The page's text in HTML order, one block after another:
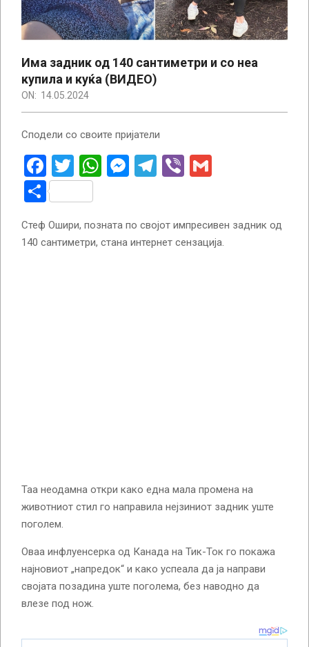
Има задник од 140 сантиметри и со неа
купила и куќа (ВИДЕО)
ON: 14.05.2024
Сподели со своите пријатели
Facebook
Twitter
WhatsApp
Messenger
Telegram
Viber
Share
Стеф Ошири, позната по својот импресивен задник од
140 сантиметри, стана интернет сензација.
Таа неодамна откри како една мала промена на
животниот стил го направила нејзиниот задник уште
поголем.
Оваа инфлуенсерка од Канада на Тик-Ток го покажа
најновиот „напредок“ и како успеала да ја направи
својата позадина уште поголема, без наводно да
влезе под нож.